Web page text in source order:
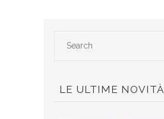
LE ULTIME NOVITÀ